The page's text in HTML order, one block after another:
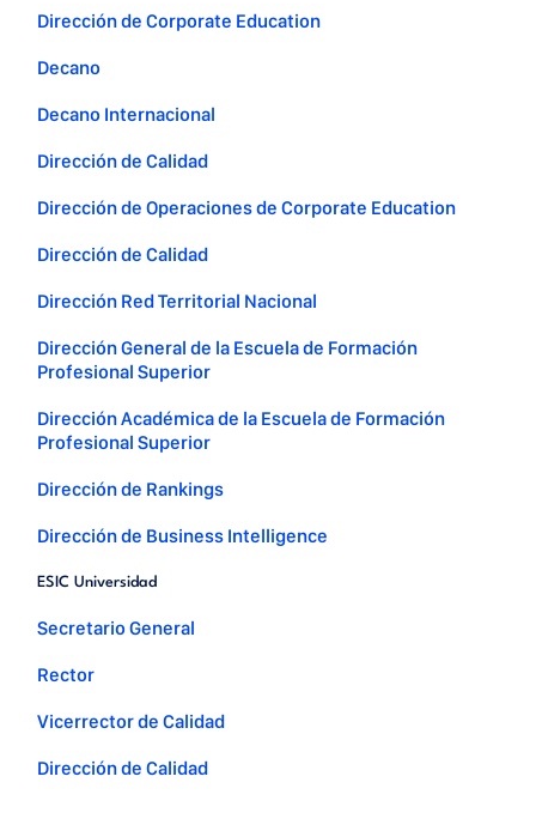
Dirección de Corporate Education
Decano
Decano Internacional
Dirección de Calidad
Dirección de Operaciones de Corporate Education
Dirección de Calidad
Dirección Red Territorial Nacional
Dirección General de la Escuela de Formación
Profesional Superior
Dirección Académica de la Escuela de Formación
Profesional Superior
Dirección de Rankings
Dirección de Business Intelligence
ESIC Universidad
Secretario General
Rector
Vicerrector de Calidad
Dirección de Calidad